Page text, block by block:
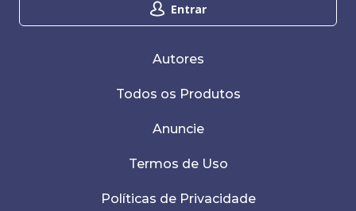
Entrar
Autores
Todos os Produtos
Anuncie
Termos de Uso
Políticas de Privacidade